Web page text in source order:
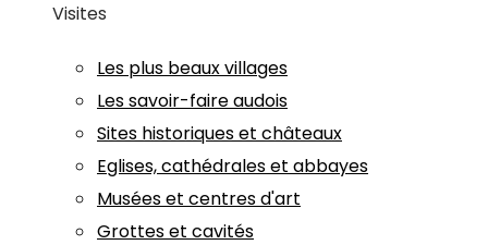
Visites
Les plus beaux villages
Les savoir-faire audois
Sites historiques et châteaux
Eglises, cathédrales et abbayes
Musées et centres d'art
Grottes et cavités